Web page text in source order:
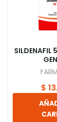
SILDENAFIL
$